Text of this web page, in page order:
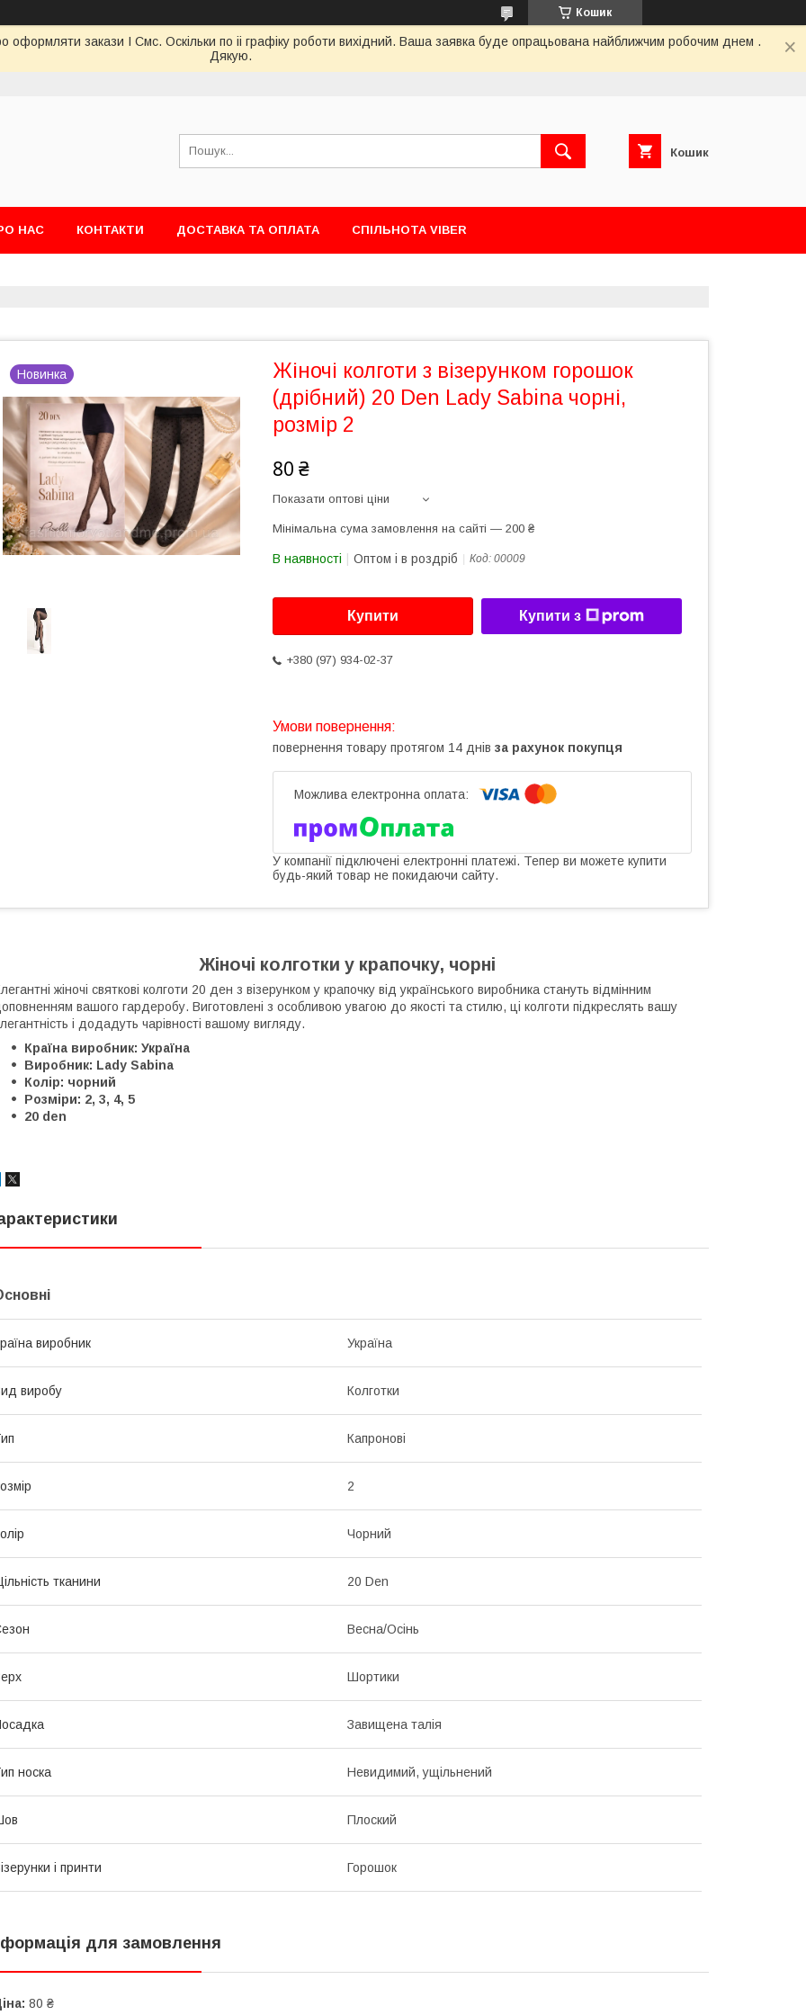
Кошик
закази І Смс. Оскільки по іі графіку роботи вихідний. Ваша заявка буде опрацьована найближчим робочим днем .
Дякую.
Кошик
НАС КОНТАКТИ ДОСТАВКА ТА ОПЛАТА СПІЛЬНОТА VIBER
Новинка
Жіночі колготи з візерунком горошок
(дрібний) 20 Den Lady Sabina чорні,
розмір 2
80 ₴
Показати оптові ціни
Мінімальна сума замовлення на сайті — 200 ₴
В наявності Оптом і в роздріб Код: 00009
Купити Купити з
+380 (97) 934-02-37
повернення товару протягом 14 днів за рахунок покупця
У компанії підключені електронні платежі. Тепер ви можете купити
будь-який товар не покидаючи сайту.
Жіночі колготки у крапочку, чорні
жіночі святкові колготи 20 ден з візерунком у крапочку від українського виробника стануть відмінним
вашого гардеробу. Виготовлені з особливою увагою до якості та стилю, ці колготи підкреслять вашу
і додадуть чарівності вашому вигляду.
Країна виробник: Україна
Виробник: Lady Sabina
Колір: чорний
Розміри: 2, 3, 4, 5
20 den
виробник Україна
виробу Колготки
Капронові
2
Чорний
тканини 20 Den
Весна/Осінь
Шортики
Завищена талія
носка Невидимий, ущільнений
Плоский
і принти Горошок
для замовлення
80 ₴